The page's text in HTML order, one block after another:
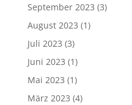
September 2023 (3)
August 2023 (1)
Juli 2023 (3)
Juni 2023 (1)
Mai 2023 (1)
März 2023 (4)